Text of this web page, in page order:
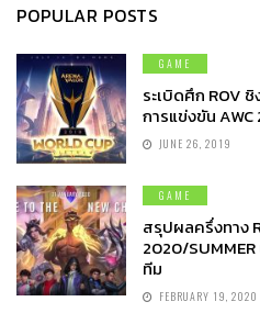
POPULAR POSTS
GAME
ระเบิดศึก ROV
การแข่งขัน
JUNE 26, 2019
GAME
สรุปผลครึ่งทาง
2020/
ทีม
FEBRUARY 19, 2020